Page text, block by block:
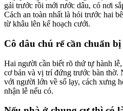
gái trước rồi mới rước dâu, có nơi
Cách an toàn nhất là hỏi trước hai
từ khâu lên kế hoạch cưới.
Cô dâu chú rể cần chuẩn
Hai người cần biết rõ thứ tự hành
cơ bản và vị trí đứng trước bàn thờ.
với người lớn về số lạy, cách xưng
nhận lễ nếu có.